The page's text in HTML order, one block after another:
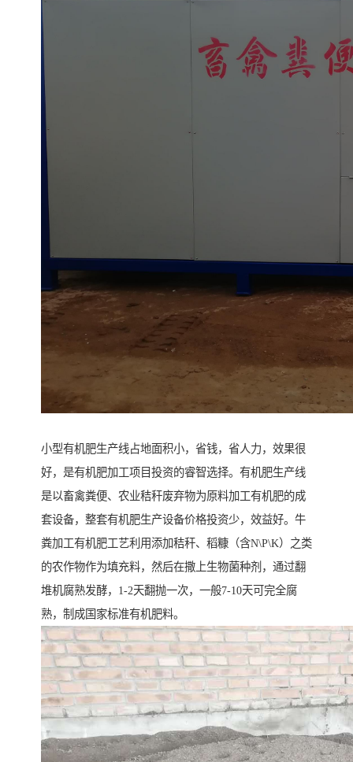
小型有机肥生产线占地面积小，省钱，省人力，效果很
好，是有机肥加工项目投资的睿智选择。有机肥生产线
是以畜禽粪便、农业秸秆废弃物为原料加工有机肥的成
套设备，整套有机肥生产设备价格投资少，效益好。牛
粪加工有机肥工艺利用添加秸秆、稻糠（含N\P\K）之类
的农作物作为填充料，然后在撒上生物菌种剂，通过翻
堆机腐熟发酵，1-2天翻抛一次，一般7-10天可完全腐
熟，制成国家标准有机肥料。